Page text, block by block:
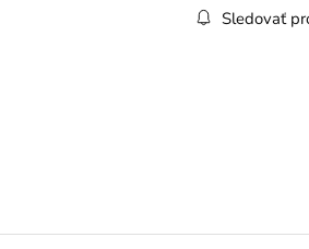
Sledovať